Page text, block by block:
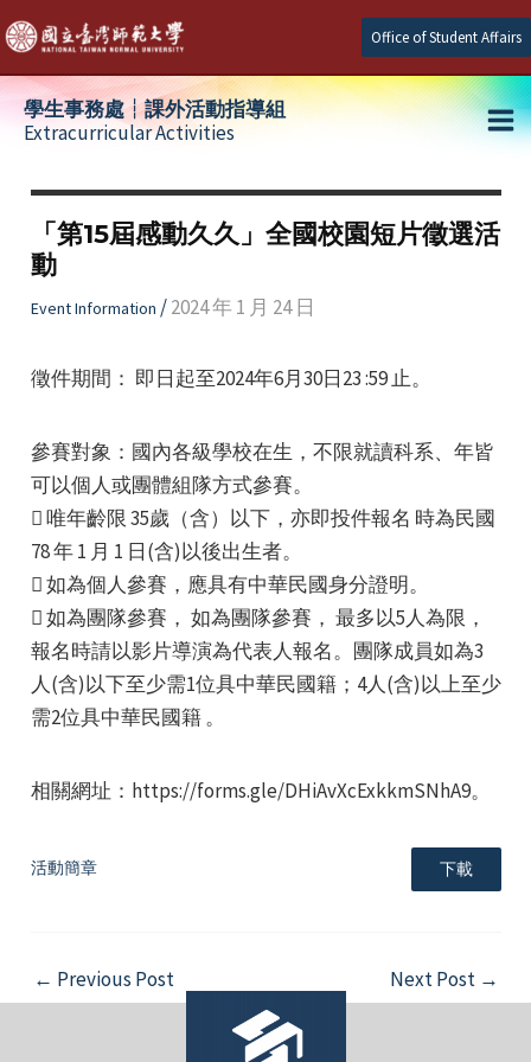
Skip
to
content
Office of Student Affairs
學生事務處┆課外活動指導組
Extracurricular Activities
「第15屆感動久久」全國校園短片徵選活
動
Event Information /2024 年 1 月 24 日
徵件期間： 即日起至2024年6月30日23 :59 止。
參賽對象：國內各級學校在生，不限就讀科系、年皆
可以個人或團體組隊方式參賽。
 唯年齡限 35歲（含）以下，亦即投件報名 時為民國
78 年 1 月 1 日(含)以後出生者。
 如為個人參賽，應具有中華民國身分證明。
 如為團隊參賽， 如為團隊參賽， 最多以5人為限，
報名時請以影片導演為代表人報名。團隊成員如為3
人(含)以下至少需1位具中華民國籍；4人(含)以上至少
需2位具中華民國籍 。
相關網址：https://forms.gle/DHiAvXcExkkmSNhA9。
活動簡章 下載
Post
navigation
← Previous Post Next Post →